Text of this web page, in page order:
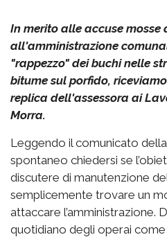
In merito alle accuse
all'amministrazione
"rappezzo" dei buchi nelle
bitume sul porfido,
replica dell'assessora ai
Morra.
Leggendo il comunicato
spontaneo chiedersi se
discutere di manutenzione
semplicemente trovare un
attaccare l’amministrazione.
quotidiano degli operai come